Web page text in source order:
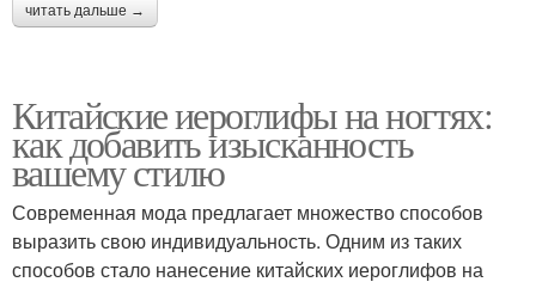
читать дальше →
Китайские иероглифы на ногтях:
как добавить изысканность
вашему стилю
Современная мода предлагает множество способов
выразить свою индивидуальность. Одним из таких
способов стало нанесение китайских иероглифов на